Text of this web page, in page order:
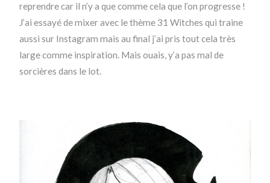
reprendre car il n’y a que comme cela que l’on progresse !
J’ai essayé de mixer avec le thème 31 Witches qui traine
aussi sur Instagram mais au final j’ai pris tout cela très
large comme inspiration. Mais ouais, y’a pas mal de
sorcières dans le lot.